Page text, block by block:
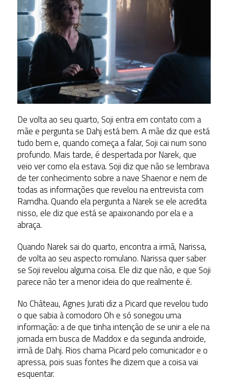
De volta ao seu quarto, Soji entra em contato com a
mãe e pergunta se Dahj está bem. A mãe diz que está
tudo bem e, quando começa a falar, Soji cai num sono
profundo. Mais tarde, é despertada por Narek, que
veio ver como ela estava. Soji diz que não se lembrava
de ter conhecimento sobre a nave Shaenor e nem de
todas as informações que revelou na entrevista com
Ramdha. Quando ela pergunta a Narek se ele acredita
nisso, ele diz que está se apaixonando por ela e a
abraça.
Quando Narek sai do quarto, encontra a irmã, Narissa,
de volta ao seu aspecto romulano. Narissa quer saber
se Soji revelou alguma coisa. Ele diz que não, e que Soji
parece não ter a menor ideia do que realmente é.
No Château, Agnes Jurati diz a Picard que revelou tudo
o que sabia à comodoro Oh e só sonegou uma
informação: a de que tinha intenção de se unir a ele na
jornada em busca de Maddox e da segunda androide,
irmã de Dahj. Rios chama Picard pelo comunicador e o
apressa, pois suas fontes lhe dizem que a coisa vai
esquentar.